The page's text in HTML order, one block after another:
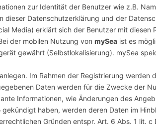
zur Identität der Benutzer wie z.B.
dieser Datenschutzerklärung und der
Media) erklärt sich der Benutzer mit diesen
der mobilen Nutzung von mySea ist es
gewährt (Selbstlokalisierung). mySea
Im Rahmen der Registrierung werden
Daten werden für die Zwecke der
Informationen, wie Änderungen des
haben, werden deren Daten im
Gründen entspr. Art. 6 Abs. 1 lit.